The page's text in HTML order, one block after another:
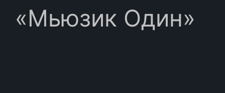
«Мьюзик Один»